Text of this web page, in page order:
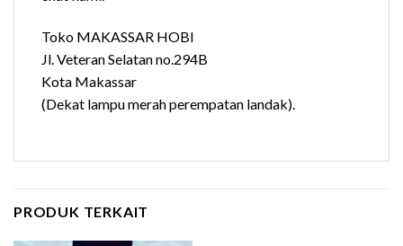
Toko MAKASSAR HOBI
Jl. Veteran Selatan no.294B
Kota Makassar
(Dekat lampu merah perempatan landak).
PRODUK TERKAIT